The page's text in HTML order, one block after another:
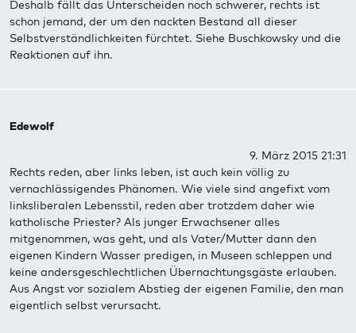
Deshalb fällt das Unterscheiden noch schwerer, rechts ist
schon jemand, der um den nackten Bestand all dieser
Selbstverständlichkeiten fürchtet. Siehe Buschkowsky und die
Reaktionen auf ihn.
Edewolf
9. März 2015 21:31
Rechts reden, aber links leben, ist auch kein völlig zu
vernachlässigendes Phänomen. Wie viele sind angefixt vom
linksliberalen Lebensstil, reden aber trotzdem daher wie
katholische Priester? Als junger Erwachsener alles
mitgenommen, was geht, und als Vater/Mutter dann den
eigenen Kindern Wasser predigen, in Museen schleppen und
keine andersgeschlechtlichen Übernachtungsgäste erlauben.
Aus Angst vor sozialem Abstieg der eigenen Familie, den man
eigentlich selbst verursacht.